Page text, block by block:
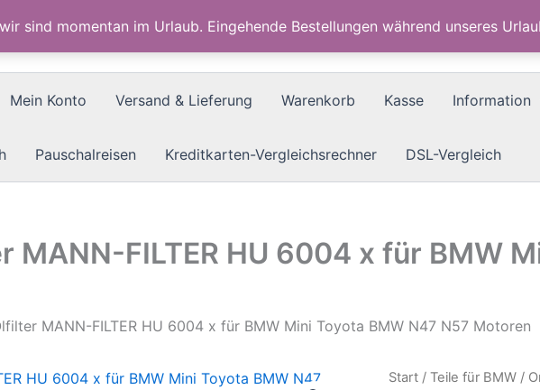
sind momentan im Urlaub. Eingehende Bestellungen während unseres
Mein Konto Versand & Lieferung Warenkorb Kasse Information
Pauschalreisen Kreditkarten-Vergleichsrechner DSL-Vergleich
MANN-FILTER HU 6004 x für BMW
MANN-FILTER HU 6004 x für BMW Mini Toyota BMW N47 N57 Motoren
Start / Teile für BMW /